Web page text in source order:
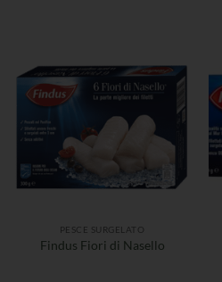
PESCE SURGELATO
Findus Fiori di Nasello